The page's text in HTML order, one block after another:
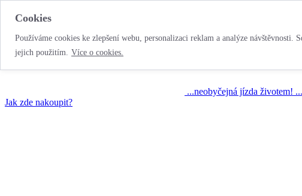
Cookies
Používáme cookies ke zlepšení webu, personalizaci reklam a analýze
jejich použitím. Více o cookies.
...neobyčejná jízda životem!
Jak zde nakoupit?